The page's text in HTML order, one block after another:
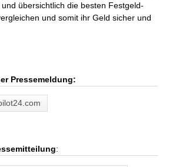
übersichtlich die besten Festgeld-
und somit ihr Geld sicher und
Pressemeldung:
: